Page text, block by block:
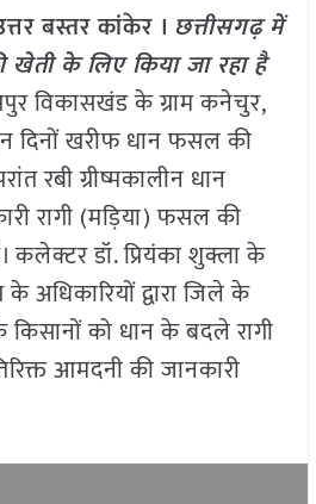
बस्तर कांकेर । छत्तीसगढ़ में
खेती के लिए किया जा रहा है
विकासखंड के ग्राम कनेचुर,
दिनों खरीफ धान फसल की
रबी ग्रीष्मकालीन धान
रागी (मड़िया) फसल की
डॉ. प्रियंका शुक्ला के
अधिकारियों द्वारा जिले के
किसानों को धान के बदले रागी
आमदनी की जानकारी